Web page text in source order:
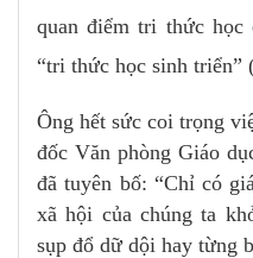
quan điểm tri thức học
“tri thức học sinh triển”
Ông hết sức coi trọng
đốc Văn phòng Giáo
đã tuyên bố: “Chỉ có
xã hội của chúng ta
sụp đổ dữ dội hay từng